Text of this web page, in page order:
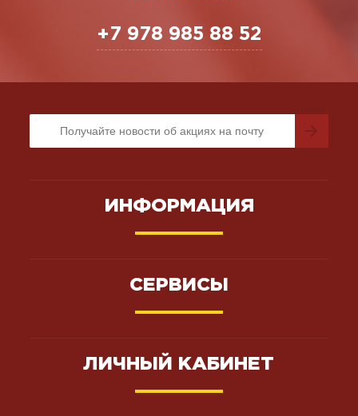
+7 978 985 88 52
ИНФОРМАЦИЯ
СЕРВИСЫ
ЛИЧНЫЙ КАБИНЕТ